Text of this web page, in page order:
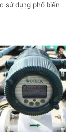
sử dụng phổ biến